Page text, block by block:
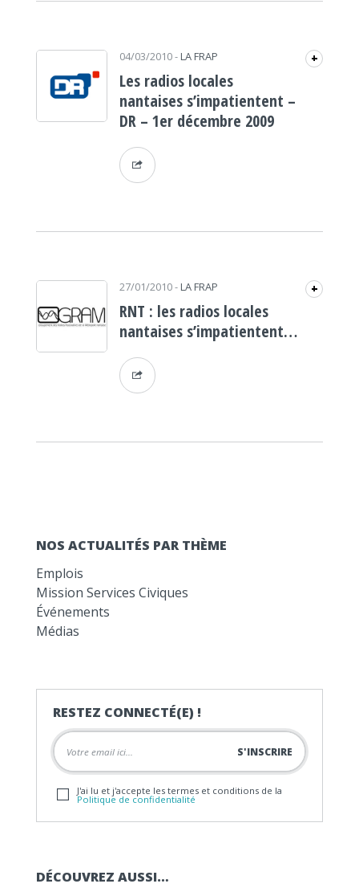
04/03/2010- LA FRAP +
Les radios locales
nantaises s’impatientent –
DR – 1er décembre 2009
27/01/2010- LA FRAP +
RNT : les radios locales
nantaises s’impatientent…
NOS ACTUALITÉS PAR THÈME
Emplois
Mission Services Civiques
Événements
Médias
RESTEZ CONNECTÉ(E) !
J'ai lu et j'accepte les termes et conditions de la
Politique de confidentialité
DÉCOUVREZ AUSSI…